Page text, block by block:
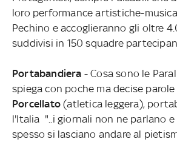
loro performance artistiche-
Pechino e accoglieranno gli oltre
suddivisi in 150 squadre
Portabandiera - Cosa sono le
spiega con poche ma decise parole
Porcellato(atletica leggera),
l'Italia "..i giornali non ne parlano
spesso si lasciano andare al